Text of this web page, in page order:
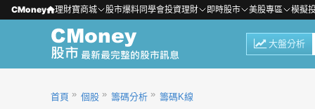
CMoney 理財寶商城 股市爆料同學會投資理財 即時股市 美股專區 模擬
大盤分析
首頁 個股 籌碼分析 籌碼K線